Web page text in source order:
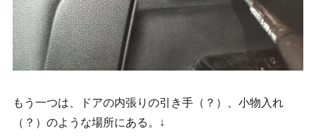
もう一つは、ドアの内張りの引き手（？）、小物入れ
（？）のような場所にある。↓